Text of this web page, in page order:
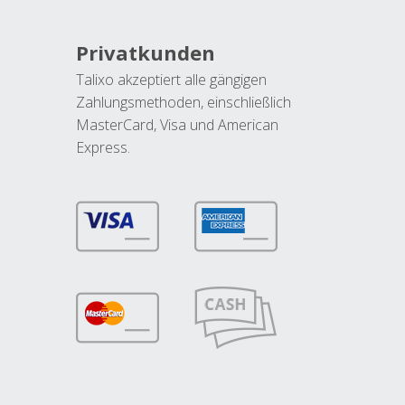
Privatkunden
Talixo akzeptiert alle gängigen
Zahlungsmethoden, einschließlich
MasterCard, Visa und American
Express.